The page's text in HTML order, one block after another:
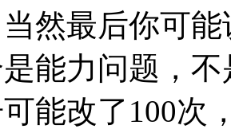
然最后你可
能力问题，
能改了100次